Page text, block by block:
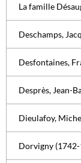
La famille
Deschamps,
Desfontaines,
Desprès, Jean-
Dieulafoy,
Dorvigny